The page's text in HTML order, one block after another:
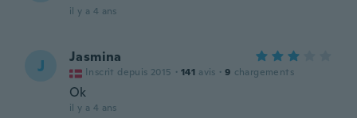
il y a 4 ans
J Jasmina
Inscrit depuis 2015 · 141 avis · 9 chargements
Ok
il y a 4 ans